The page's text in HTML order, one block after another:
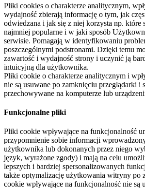
Pliki cookies o charakterze analitycznym,
wydajność zbierają informację o tym, jak
odwiedzana i jak się z niej korzysta np. które
najmniej popularne i w jaki sposób
serwisie. Pomagają w identyfikowaniu
poszczególnymi podstronami. Dzięki temu
zawartość i wydajność strony i uczynić ją
intuicyjną dla użytkownika.
Pliki cookie o charakterze analitycznym i
nie są usuwane po zamknięciu przeglądarki i
przechowywane na komputerze lub
Funkcjonalne pliki
Pliki cookie wpływające na funkcjonalność
przypomnienie sobie informacji
użytkownika lub dokonanych przez niego
język, wyrażone zgody) i mają na celu
lepszych i bardziej spersonalizowanych
także optymalizację użytkowania witryny po
cookie wpływające na funkcjonalność nie są